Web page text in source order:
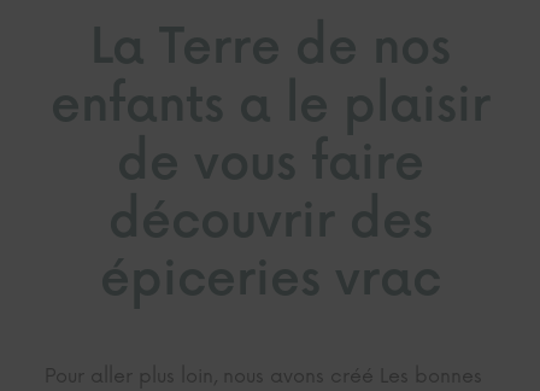
Pour aller plus loin, nous avons créé Les bonnes